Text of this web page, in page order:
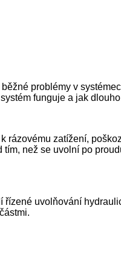
problémy v
funguje a jak
rázovému zatížení,
než se uvolní po
řízené uvolňování